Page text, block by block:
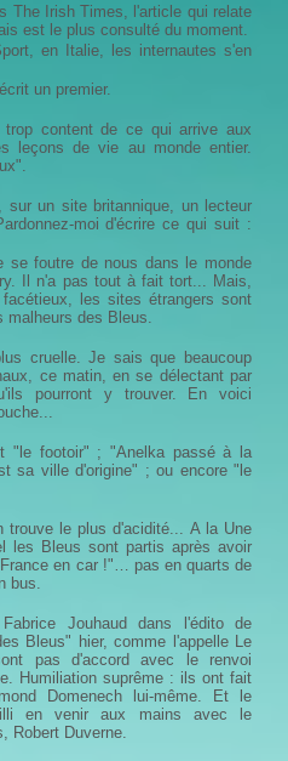
The Irish Times, l'article qui relate
est le plus consulté du moment.
en Italie, les internautes s'en
un premier.
content de ce qui arrive aux
leçons de vie au monde entier.
sur un site britannique, un lecteur
moi d'écrire ce qui suit :
se foutre de nous dans le monde
Il n'a pas tout à fait tort... Mais,
les sites étrangers sont
des Bleus.
cruelle. Je sais que beaucoup
ce matin, en se délectant par
pourront y trouver. En voici
"le footoir" ; "Anelka passé à la
sa ville d'origine" ; ou encore "le
trouve le plus d'acidité... A la Une
les Bleus sont partis après avoir
en car !"… pas en quarts de
bus.
Jouhaud dans l'édito de
Bleus" hier, comme l'appelle Le
pas d'accord avec le renvoi
Humiliation suprême : ils ont fait
Domenech lui-même. Et le
en venir aux mains avec le
Robert Duverne.